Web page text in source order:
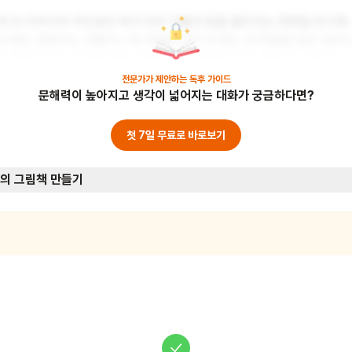
속 이야기의 주인공인 쥐가 되어 괴물과 용을 물리치는 장면을 연기해
세요. 양육자는 괴물이나 용 역할을 맡아 주세요. 쥐 역할을 맡은 어린
책을 던지는 동작을 하면, 괴물이나 용 역할을 맡은 양육자는 놀라서
지는 연기를 해주세요. 이 놀이를 통해 어린이는 상상력을 발휘하고 자
감을 기를 수 있어요. 준비물: 책이나 책처럼 생긴 물건
전문가가 제안하는 독후 가이드
문해력이 높아지고 생각이 넓어지는 대화가 궁금하다면?
첫 7일 무료로 바로보기
그림책 만들기